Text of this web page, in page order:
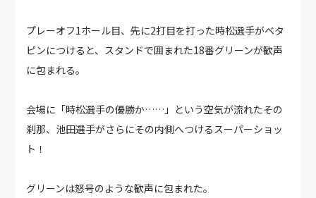
プレーオフ1ホール目、先に2打目を打った時松選手がベタ
ピンにつけると、スタンドで囲まれた18番グリーンが歓声
に包まれる。
会場に「時松選手の優勝か……」という空気が流れたその
刹那、池田選手がさらにその内側へつけるスーパーショッ
ト！
グリーンは怒号のような歓声に包まれた。